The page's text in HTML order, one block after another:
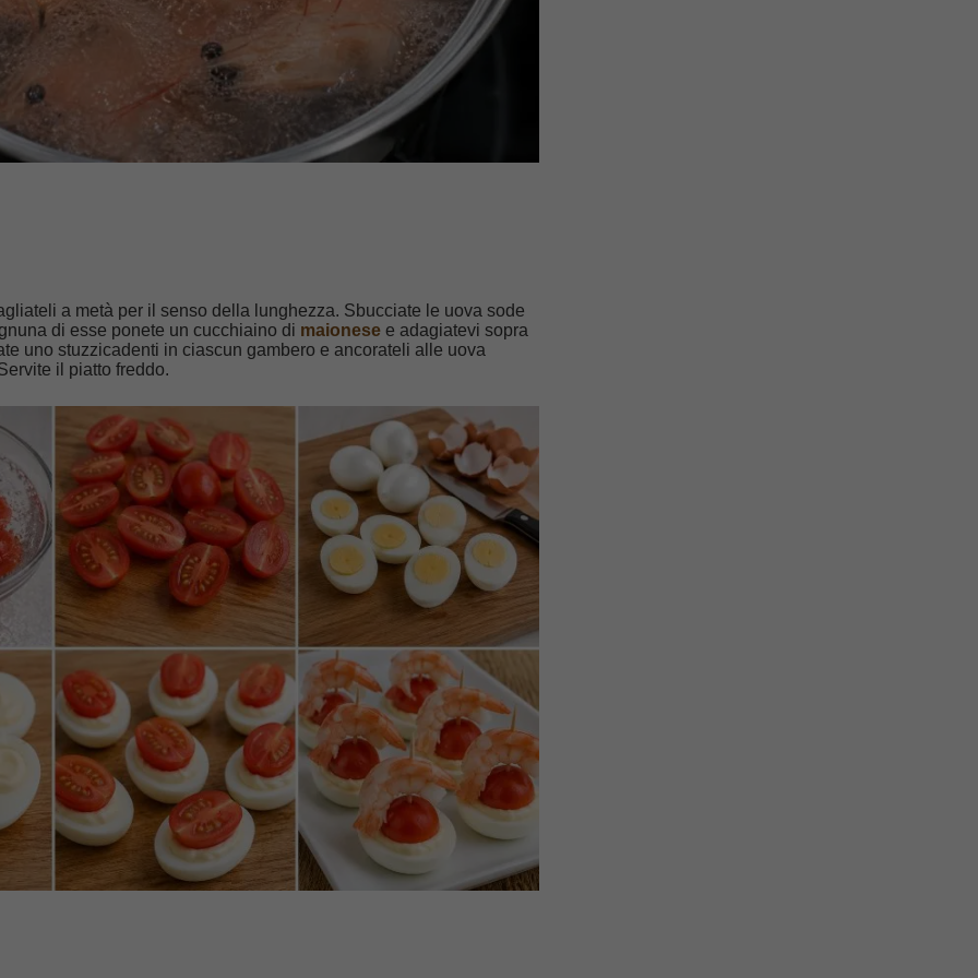
a metà per il senso della lunghezza. Sbucciate le uova sode
di esse ponete un cucchiaino di maionese e adagiatevi sopra
uno stuzzicadenti in ciascun gambero e ancorateli alle uova
il piatto freddo.